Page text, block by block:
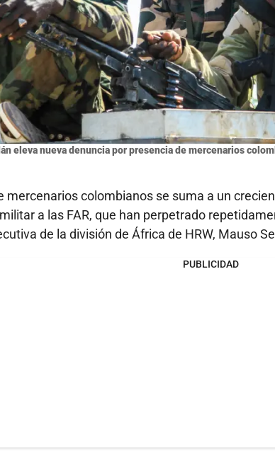
eleva nueva denuncia por presencia de mercenarios
mercenarios colombianos se suma a un
a las FAR, que han perpetrado
de la división de África de HRW, Mauso
PUBLICIDAD